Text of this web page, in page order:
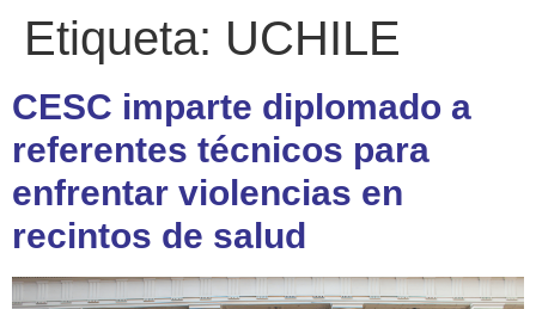
Etiqueta: UCHILE
CESC imparte diplomado a
referentes técnicos para
enfrentar violencias en
recintos de salud